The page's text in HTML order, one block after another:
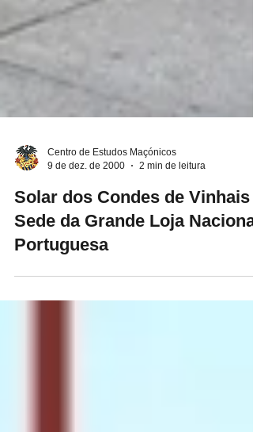
9 de dez. de 2000
2 min de leitura
Solar dos Condes de Vinhais -
Sede da Grande Loja Nacional
Portuguesa